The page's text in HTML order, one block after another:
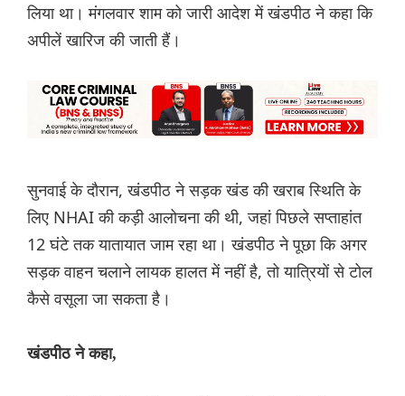
लिया था। मंगलवार शाम को जारी आदेश में खंडपीठ ने कहा कि
अपीलें खारिज की जाती हैं।
सुनवाई के दौरान, खंडपीठ ने सड़क खंड की खराब स्थिति के
लिए NHAI की कड़ी आलोचना की थी, जहां पिछले सप्ताहांत
12 घंटे तक यातायात जाम रहा था। खंडपीठ ने पूछा कि अगर
सड़क वाहन चलाने लायक हालत में नहीं है, तो यात्रियों से टोल
कैसे वसूला जा सकता है।
खंडपीठ ने कहा,